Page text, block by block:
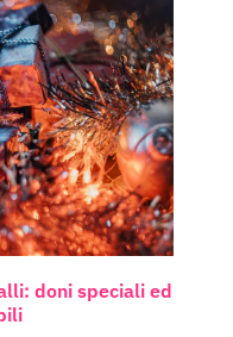
doni speciali ed